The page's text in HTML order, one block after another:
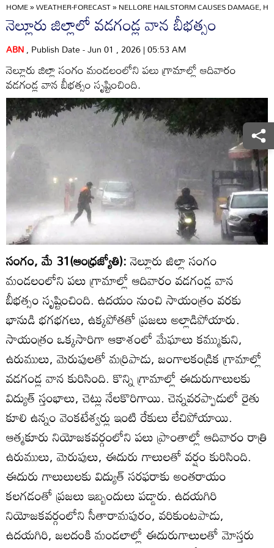
HOME»WEATHER-FORECAST»NELLORE HAILSTORM CAUSES DAMAGE,
నెల్లూరు జిల్లాలో వడగండ్ల వాన బీభత్సం
ABN, Publish Date - Jun 01 , 2026 | 05:53 AM
నెల్లూరు జిల్లా సంగం మండలంలోని పలు గ్రామాల్లో ఆదివారం
వడగండ్ల వాన బీభత్సం సృష్టించింది.
సంగం, మే 31(ఆంధ్రజ్యోతి):నెల్లూరు జిల్లా సంగం
మండలంలోని పలు గ్రామాల్లో ఆదివారం వడగండ్ల వాన
బీభత్సం సృష్టించింది. ఉదయం నుంచి సాయంత్రం వరకు
భానుడి భగభగలు, ఉక్కపోతతో ప్రజలు అల్లాడిపోయారు.
సాయంత్రం ఒక్కసారిగా ఆకాశంలో మేఘాలు కమ్ముకుని,
ఉరుములు, మెరుపులతో మర్రిపాడు, జంగాలకండ్రిక గ్రామాల్లో
వడగండ్ల వాన కురిసింది. కొన్ని గ్రామాల్లో ఈదురుగాలులకు
విద్యుత్‌ స్తంభాలు, చెట్లు నేలకొరిగాయి. చెన్నవరప్పాడులో రైతు
కూలి ఉన్నం వెంకటేశ్వర్లు ఇంటి రేకులు లేచిపోయాయి.
ఆత్మకూరు నియోజకవర్గంలోని పలు ప్రాంతాల్లో ఆదివారం రాత్రి
ఉరుములు, మెరుపులు, ఈదురు గాలులతో వర్షం కురిసింది.
ఈదురు గాలులులకు విద్యుత్‌ సరఫరాకు అంతరాయం
కలగడంతో ప్రజలు ఇబ్బందులు పడ్డారు. ఉదయగిరి
నియోజకవర్గంలోని సీతారామపురం, వరికుంటపాడు,
ఉదయగిరి, జలదంకి మండలాల్లో ఈదురుగాలులతో మోస్తరు